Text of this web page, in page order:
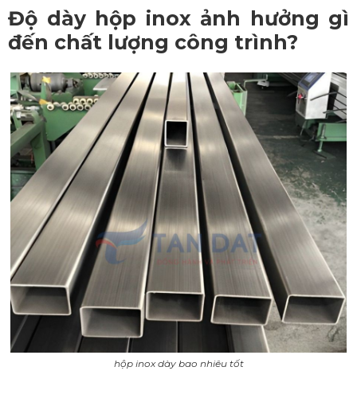
Độ dày hộp inox ảnh hưởng gì
đến chất lượng công trình?
hộp inox dày bao nhiêu tốt